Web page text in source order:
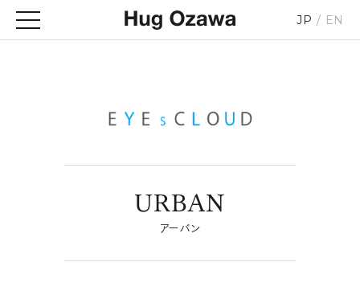
JP EN
URBAN
アーバン